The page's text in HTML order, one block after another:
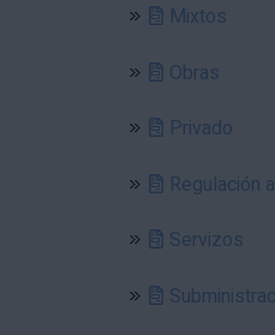
Mixtos
Obras
Privado
Regulación
Servizos